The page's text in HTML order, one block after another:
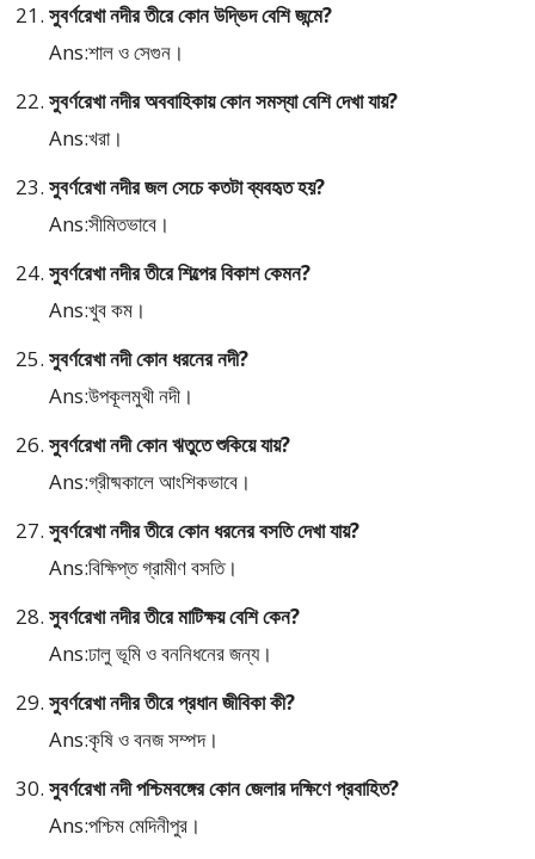
সুবর্ণরেখা নদীর তীরে কোন উদ্ভিদ বেশি জন্মে?
Ans:শাল ও সেগুন।
সুবর্ণরেখা নদীর অববাহিকায় কোন সমস্যা বেশি দেখা যায়?
Ans:খরা।
সুবর্ণরেখা নদীর জল সেচে কতটা ব্যবহৃত হয়?
Ans:সীমিতভাবে।
সুবর্ণরেখা নদীর তীরে শিল্পের বিকাশ কেমন?
Ans:খুব কম।
সুবর্ণরেখা নদী কোন ধরনের নদী?
Ans:উপকূলমুখী নদী।
সুবর্ণরেখা নদী কোন ঋতুতে শুকিয়ে যায়?
Ans:গ্রীষ্মকালে আংশিকভাবে।
সুবর্ণরেখা নদীর তীরে কোন ধরনের বসতি দেখা যায়?
Ans:বিক্ষিপ্ত গ্রামীণ বসতি।
সুবর্ণরেখা নদীর তীরে মাটিক্ষয় বেশি কেন?
Ans:ঢালু ভূমি ও বননিধনের জন্য।
সুবর্ণরেখা নদীর তীরে প্রধান জীবিকা কী?
Ans:কৃষি ও বনজ সম্পদ।
সুবর্ণরেখা নদী পশ্চিমবঙ্গের কোন জেলার দক্ষিণে প্রবাহিত?
Ans:পশ্চিম মেদিনীপুর।